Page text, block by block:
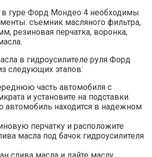
гуре Форд Мондео 4 необходимы
съемник масляного фильтра,
резиновая перчатка, воронка,
в гидроусилителе руля Форд
следующих этапов:
часть автомобиля с
и установите на подставки.
автомобиль находится в надежном
перчатку и расположите
масла под бачок гидроусилителя
слива масла и дайте маслу